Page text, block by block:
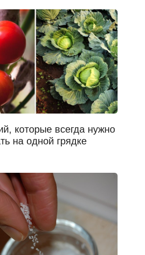
которые всегда нужно
на одной грядке